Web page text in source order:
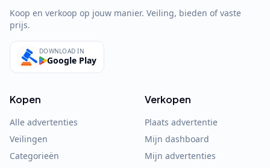
Koop en verkoop op jouw manier. Veiling, bieden of vaste
prijs.
DOWNLOAD IN
Google Play
Kopen
Alle advertenties
Veilingen
Categorieën
Verkopen
Plaats advertentie
Mijn dashboard
Mijn advertenties